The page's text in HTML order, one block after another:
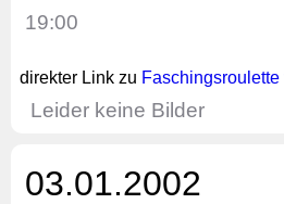
19:00
direkter Link zu
Leider keine Bilder
03.01.2002